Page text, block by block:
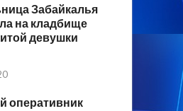
Забайкалья
на кладбище
девушки
оперативник